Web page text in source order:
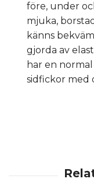
före, under
mjuka,
känns
gjorda av
har en
sidfickor med